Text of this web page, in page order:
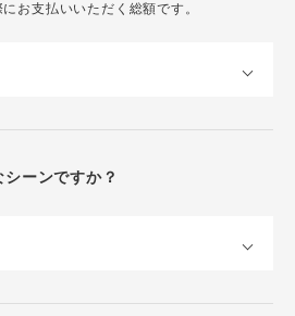
お支払いいただく総額です。
ーンですか？